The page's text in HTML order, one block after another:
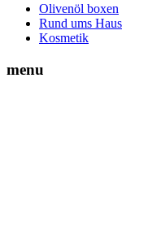
Olivenöl boxen
Rund ums Haus
Kosmetik
menu